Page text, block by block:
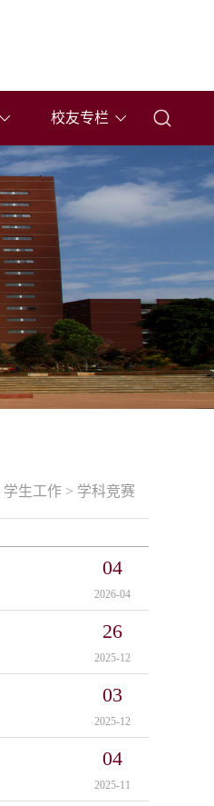
校友专栏
学生工作 > 学科竞赛
04
2026-04
26
2025-12
03
2025-12
04
2025-11